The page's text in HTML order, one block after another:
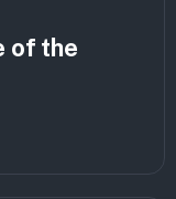
of the